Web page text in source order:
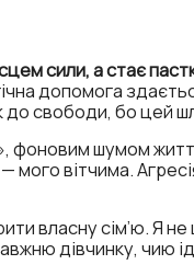
сили, а стає
допомога
свободи, бо цей
фоновим шумом
вітчима.
власну сім’ю. Я
дівчинку, чию